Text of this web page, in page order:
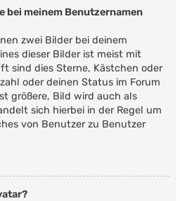
bei meinem Benutzernamen
zwei Bilder bei deinem
dieser Bilder ist meist mit
sind dies Sterne, Kästchen oder
oder deinen Status im Forum
größere, Bild wird auch als
sich hierbei in der Regel um
von Benutzer zu Benutzer